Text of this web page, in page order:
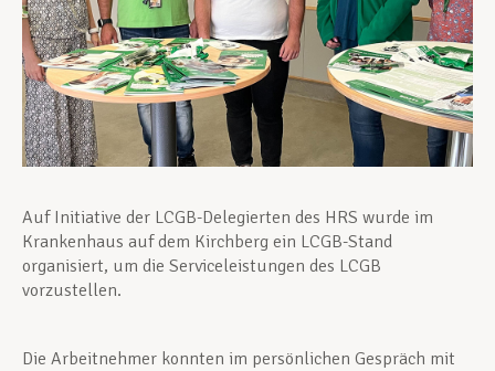
Aktuell
Auf Initiative der LCGB-Delegierten des HRS wurde im
Krankenhaus auf dem Kirchberg ein LCGB-Stand
organisiert, um die Serviceleistungen des LCGB
vorzustellen.
Die Arbeitnehmer konnten im persönlichen Gespräch mit